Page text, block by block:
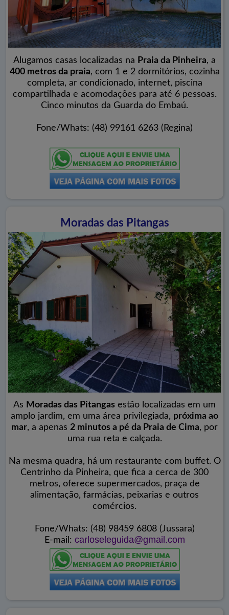
Alugamos casas localizadas na Praia da Pinheira, a
400 metros da praia, com 1 e 2 dormitórios, cozinha
completa, ar condicionado, internet, piscina
compartilhada e acomodações para até 6 pessoas.
Cinco minutos da Guarda do Embaú.
Fone/Whats: (48) 99161 6263 (Regina)
Moradas das Pitangas
As Moradas das Pitangas estão localizadas em um
amplo jardim, em uma área privilegiada, próxima ao
mar, a apenas 2 minutos a pé da Praia de Cima, por
uma rua reta e calçada.
Na mesma quadra, há um restaurante com buffet. O
Centrinho da Pinheira, que fica a cerca de 300
metros, oferece supermercados, praça de
alimentação, farmácias, peixarias e outros
comércios.
Fone/Whats: (48) 98459 6808 (Jussara)
E-mail: carloseleguida@gmail.com